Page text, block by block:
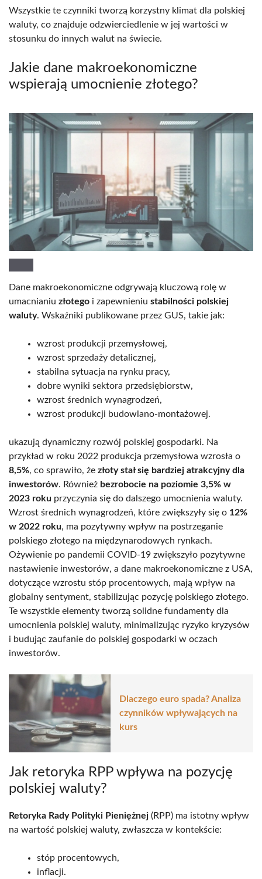
Wszystkie te czynniki tworzą korzystny klimat dla polskiej
waluty, co znajduje odzwierciedlenie w jej wartości w
stosunku do innych walut na świecie.
Jakie dane makroekonomiczne
wspierają umocnienie złotego?
Dane makroekonomiczne odgrywają kluczową rolę w
umacnianiu złotego i zapewnieniu stabilności polskiej
waluty. Wskaźniki publikowane przez GUS, takie jak:
wzrost produkcji przemysłowej,
wzrost sprzedaży detalicznej,
stabilna sytuacja na rynku pracy,
dobre wyniki sektora przedsiębiorstw,
wzrost średnich wynagrodzeń,
wzrost produkcji budowlano-montażowej.
ukazują dynamiczny rozwój polskiej gospodarki. Na
przykład w roku 2022 produkcja przemysłowa wzrosła o
8,5%, co sprawiło, że złoty stał się bardziej atrakcyjny dla
inwestorów. Również bezrobocie na poziomie 3,5% w
2023 roku przyczynia się do dalszego umocnienia waluty.
Wzrost średnich wynagrodzeń, które zwiększyły się o 12%
w 2022 roku, ma pozytywny wpływ na postrzeganie
polskiego złotego na międzynarodowych rynkach.
Ożywienie po pandemii COVID-19 zwiększyło pozytywne
nastawienie inwestorów, a dane makroekonomiczne z USA,
dotyczące wzrostu stóp procentowych, mają wpływ na
globalny sentyment, stabilizując pozycję polskiego złotego.
Te wszystkie elementy tworzą solidne fundamenty dla
umocnienia polskiej waluty, minimalizując ryzyko kryzysów
i budując zaufanie do polskiej gospodarki w oczach
inwestorów.
Dlaczego euro spada? Analiza
czynników wpływających na
kurs
Jak retoryka RPP wpływa na pozycję
polskiej waluty?
Retoryka Rady Polityki Pieniężnej (RPP) ma istotny wpływ
na wartość polskiej waluty, zwłaszcza w kontekście:
stóp procentowych,
inflacji.